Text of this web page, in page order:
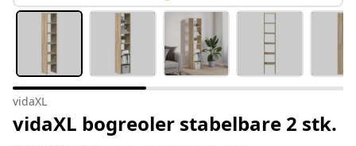
vidaXL
vidaXL bogreoler stabelbare 2 stk.